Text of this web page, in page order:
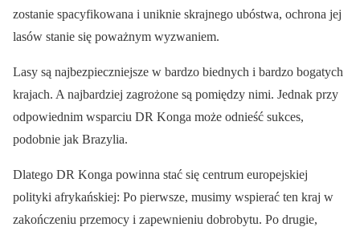
zostanie spacyfikowana i uniknie skrajnego ubóstwa, ochrona jej
lasów stanie się poważnym wyzwaniem.
Lasy są najbezpieczniejsze w bardzo biednych i bardzo bogatych
krajach. A najbardziej zagrożone są pomiędzy nimi. Jednak przy
odpowiednim wsparciu DR Konga może odnieść sukces,
podobnie jak Brazylia.
Dlatego DR Konga powinna stać się centrum europejskiej
polityki afrykańskiej: Po pierwsze, musimy wspierać ten kraj w
zakończeniu przemocy i zapewnieniu dobrobytu. Po drugie,